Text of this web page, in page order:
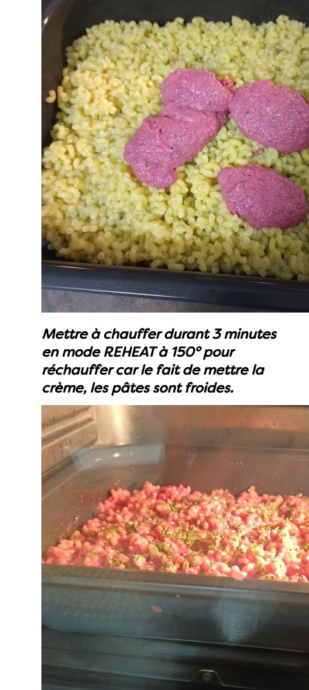
Mettre à chauffer durant 3 minutes
en mode REHEAT à 150° pour
réchauffer car le fait de mettre la
crème, les pâtes sont froides.